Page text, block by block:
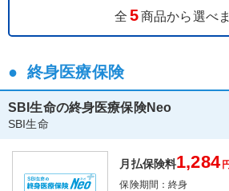
全 5商品から選べ
終身医療保険
SBI生命の終身医療保険Neo
SBI生命
月払保険料1,284 円
保険期間：終身